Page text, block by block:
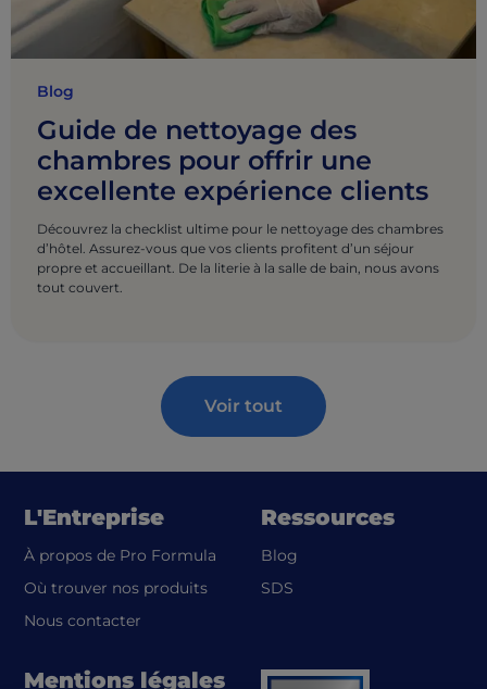
Blog
Guide de nettoyage des
chambres pour offrir une
excellente expérience clients
Découvrez la checklist ultime pour le nettoyage des chambres
d’hôtel. Assurez-vous que vos clients profitent d’un séjour
propre et accueillant. De la literie à la salle de bain, nous avons
tout couvert.
Voir tout
L'Entreprise
À propos de Pro Formula
Où trouver nos produits
Nous contacter
Ressources
Blog
SDS
Mentions légales